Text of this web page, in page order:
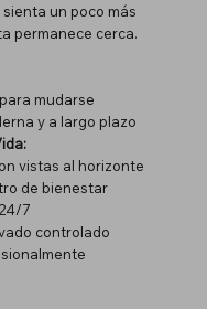
un poco más
permanece cerca.
mudarse
y a largo plazo
vistas al horizonte
de bienestar
7
controlado